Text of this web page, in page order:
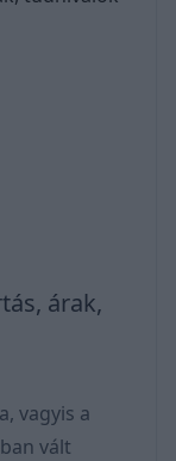
árak,
vagyis a
vált